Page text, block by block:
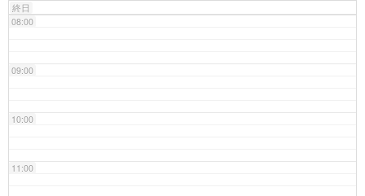
終日
08:00
09:00
10:00
11:00